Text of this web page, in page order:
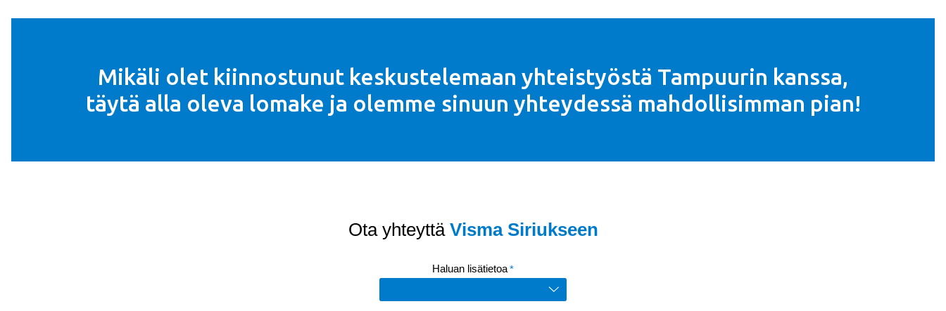
Mikäli olet kiinnostunut keskustelemaan yhteistyöstä Tampuurin kanssa,
täytä alla oleva lomake ja olemme sinuun yhteydessä mahdollisimman pian!